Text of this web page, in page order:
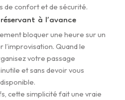
de confort et de sécurité.
à l’avance
bloquer une heure sur un
l’improvisation. Quand le
votre passage
et sans devoir vous
cette simplicité fait une vraie